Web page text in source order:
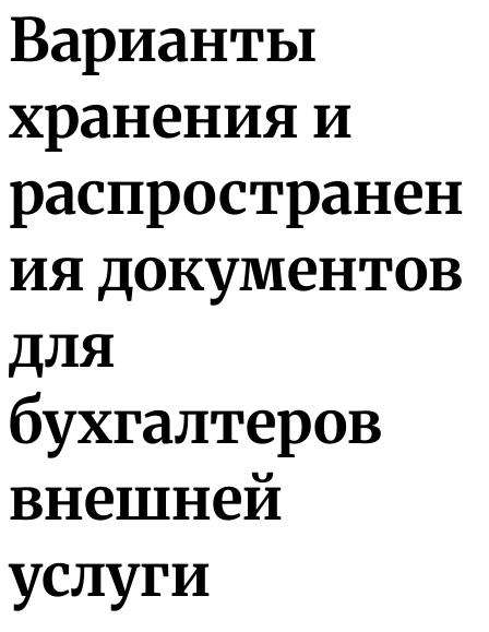
Варианты
хранения и
распространен
ия документов
для
бухгалтеров
внешней
услуги